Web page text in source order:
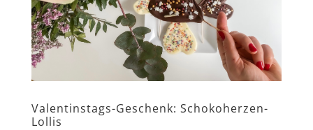
Valentinstags-Geschenk: Schokoherzen-
Lollis